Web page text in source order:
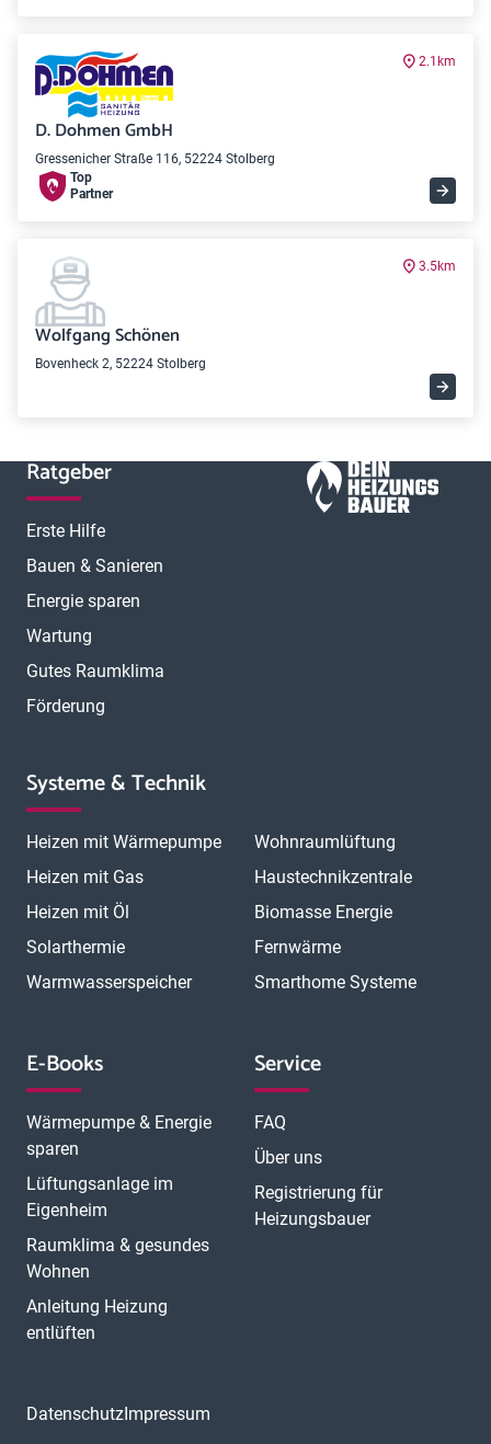
2.1km
D. Dohmen GmbH
Gressenicher Straße 116, 52224 Stolberg
Top
Partner
3.5km
Wolfgang Schönen
Bovenheck 2, 52224 Stolberg
Ratgeber
Erste Hilfe
Bauen & Sanieren
Energie sparen
Wartung
Gutes Raumklima
Förderung
Systeme & Technik
Heizen mit Wärmepumpe
Heizen mit Gas
Heizen mit Öl
Solarthermie
Warmwasserspeicher
Wohnraumlüftung
Haustechnikzentrale
Biomasse Energie
Fernwärme
Smarthome Systeme
E-Books
Wärmepumpe & Energie
sparen
Lüftungsanlage im
Eigenheim
Raumklima & gesundes
Wohnen
Anleitung Heizung
entlüften
Service
FAQ
Über uns
Registrierung für
Heizungsbauer
DatenschutzImpressum